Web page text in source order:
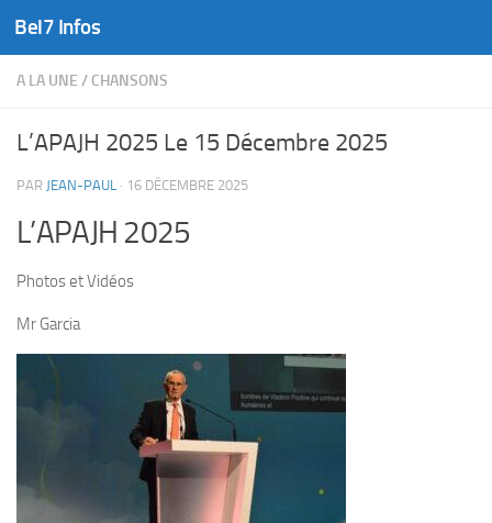
Skip to content
Bel7 Infos
A LA UNE / CHANSONS
L’APAJH 2025 Le 15 Décembre 2025
PAR JEAN-PAUL · 16 DÉCEMBRE 2025
L’APAJH 2025
Photos et Vidéos
Mr Garcia